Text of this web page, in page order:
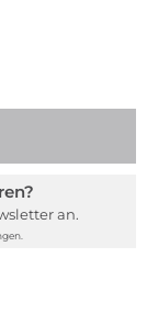
an.